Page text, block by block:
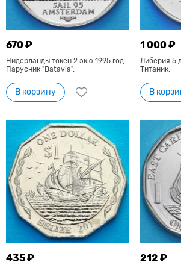
670 ₽
Нидерланды токен 2 экю 1995 год.
Парусник "Batavia".
В корзину
1 000 ₽
Либерия 5
Титаник.
В
435 ₽ 212 ₽